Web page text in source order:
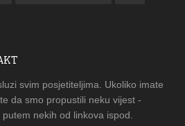
svim posjetiteljima. Ukoliko imate
da smo propustili neku vijest -
nekih od linkova ispod.